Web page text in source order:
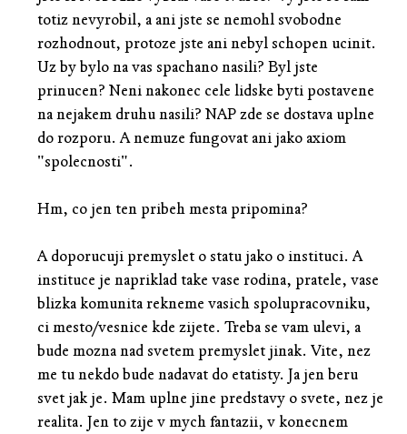
totiz nevyrobil, a ani jste se nemohl svobodne
rozhodnout, protoze jste ani nebyl schopen ucinit.
Uz by bylo na vas spachano nasili? Byl jste
prinucen? Neni nakonec cele lidske byti postavene
na nejakem druhu nasili? NAP zde se dostava uplne
do rozporu. A nemuze fungovat ani jako axiom
"spolecnosti".
Hm, co jen ten pribeh mesta pripomina?
A doporucuji premyslet o statu jako o instituci. A
instituce je napriklad take vase rodina, pratele, vase
blizka komunita rekneme vasich spolupracovniku,
ci mesto/vesnice kde zijete. Treba se vam ulevi, a
bude mozna nad svetem premyslet jinak. Vite, nez
me tu nekdo bude nadavat do etatisty. Ja jen beru
svet jak je. Mam uplne jine predstavy o svete, nez je
realita. Jen to zije v mych fantazii, v konecnem